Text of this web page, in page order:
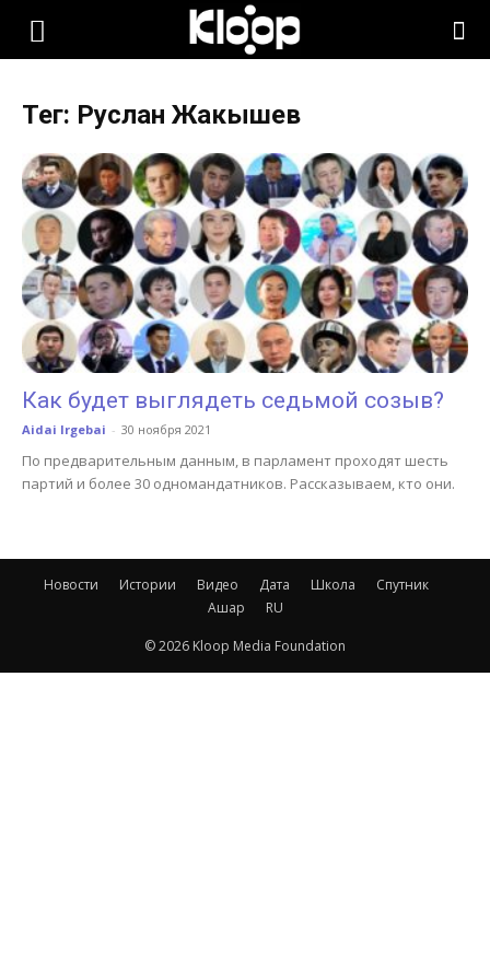
KLOOP.KG
Новости
Кыргызстана
Тег: Руслан Жакышев
Как будет выглядеть седьмой созыв?
Aidai Irgebai - 30 ноября 2021
По предварительным данным, в парламент проходят шесть
партий и более 30 одномандатников. Рассказываем, кто они.
Новости Истории Видео Дата Школа
Спутник
Ашар
RU
© 2026 Kloop Media Foundation